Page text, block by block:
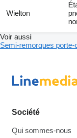
Wielton
Voir aussi
Semi-remorques
Société
Qui sommes-nous